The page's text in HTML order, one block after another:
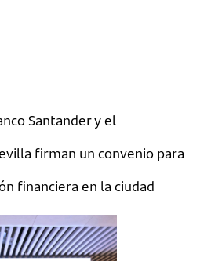
Santander y el
firman un convenio para
financiera en la ciudad